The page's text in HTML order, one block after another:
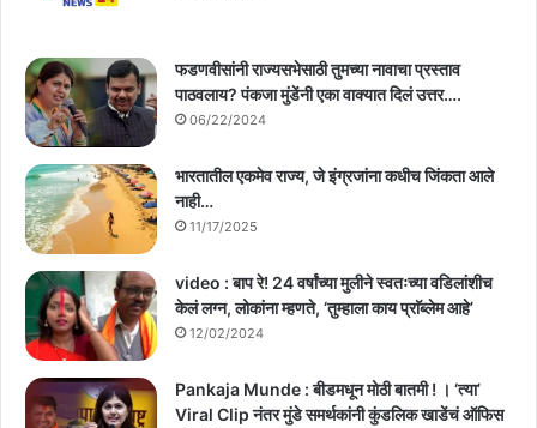
फडणवीसांनी राज्यसभेसाठी तुमच्या नावाचा प्रस्ताव
पाठवलाय? पंकजा मुंडेंनी एका वाक्यात दिलं उत्तर….
06/22/2024
भारतातील एकमेव राज्य, जे इंग्रजांना कधीच जिंकता आले
नाही…
11/17/2025
video : बाप रे! 24 वर्षांच्या मुलीने स्वतःच्या वडिलांशीच
केलं लग्न, लोकांना म्हणते, ‘तुम्हाला काय प्राॅब्लेम आहे’
12/02/2024
Pankaja Munde : बीडमधून मोठी बातमी ! । ‘त्या’
Viral Clip नंतर मुंडे समर्थकांनी कुंडलिक खाडेंचं ऑफिस